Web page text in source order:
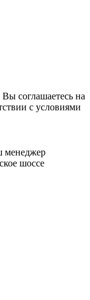
соглашаетесь на
с условиями
менеджер
шоссе